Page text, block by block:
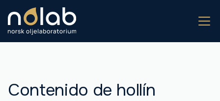
Contenido de hollín